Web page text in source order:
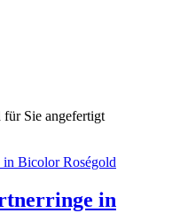
Sie angefertigt
in